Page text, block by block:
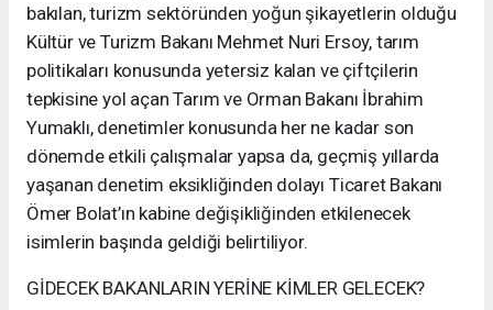
bakılan, turizm sektöründen yoğun şikayetlerin olduğu
Kültür ve Turizm Bakanı Mehmet Nuri Ersoy, tarım
politikaları konusunda yetersiz kalan ve çiftçilerin
tepkisine yol açan Tarım ve Orman Bakanı İbrahim
Yumaklı, denetimler konusunda her ne kadar son
dönemde etkili çalışmalar yapsa da, geçmiş yıllarda
yaşanan denetim eksikliğinden dolayı Ticaret Bakanı
Ömer Bolat’ın kabine değişikliğinden etkilenecek
isimlerin başında geldiği belirtiliyor.
GİDECEK BAKANLARIN YERİNE KİMLER GELECEK?